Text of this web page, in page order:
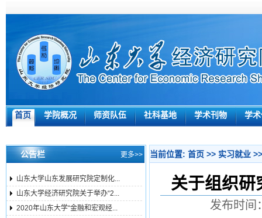
首页 学院概况 师资队伍 社科基地 学术刊物 学
公告栏 更多>>
山东大学山东发展研究院定制化...
山东大学经济研究院关于举办“2...
2020年山东大学“金融和宏观经...
当前位置: 首页 >> 实习就业
关于组织研
发布时